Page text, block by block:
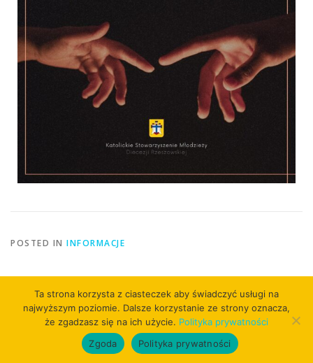
POSTED IN INFORMACJE
Copyright © 2026
Ta strona korzysta z ciasteczek aby świadczyć usługi na
najwyższym poziomie. Dalsze korzystanie ze strony oznacza,
że zgadzasz się na ich użycie. Polityka prywatności
Zgoda
Polityka prywatności